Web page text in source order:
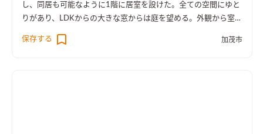
し、同居も可能なように1階に居室を設けた。全ての空間にゆと
りがあり、LDKからの大きな窓からは庭を望める。外観から室内
保存する
加茂市